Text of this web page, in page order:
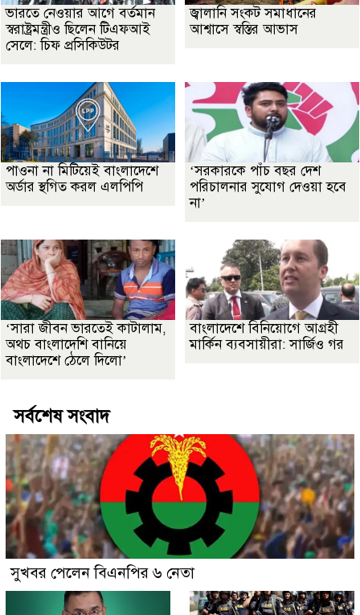
ভারতে নেওয়ার আগে বর্তমান
স্বরাষ্ট্রমন্ত্রীও ছিলেন টিএফআই
সেলে: চিফ প্রসিকিউটর
জ্বালানি সংকট সমাধানের
আশ্বাসে স্বস্তির আভাস
পাওনা না মিটিয়েই বাংলাদেশে
অর্ডার স্থগিত করল এলপিপি
‘সরকারকে পাঁচ বছর দেশ
পরিচালনার সুযোগ দেওয়া হবে
না’
‘সারা জীবন ভারতেই কাটালাম,
অথচ বাংলাদেশি বানিয়ে
বাংলাদেশে ঠেলে দিলো’
বাংলাদেশে বিনিয়োগে আগ্রহী
মার্কিন ব্যবসায়ীরা: সার্জিও গর
সর্বশেষ সংবাদ
সুখবর পেলেন বিএনপির ৬ নেতা